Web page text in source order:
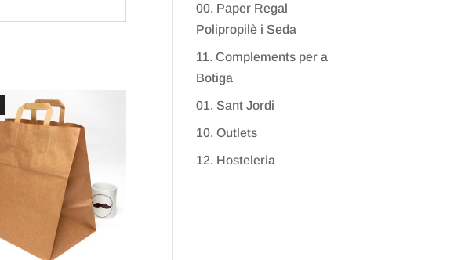
00. Paper Regal
Polipropilè i Seda
11. Complements per a
Botiga
01. Sant Jordi
10. Outlets
12. Hosteleria